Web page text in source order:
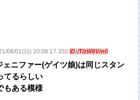
08/01(日) 20:08:17.350ID:/T/zW8Vm0
ェニファー(ゲイツ娘)は同じスタン
てるらしい
もある模様